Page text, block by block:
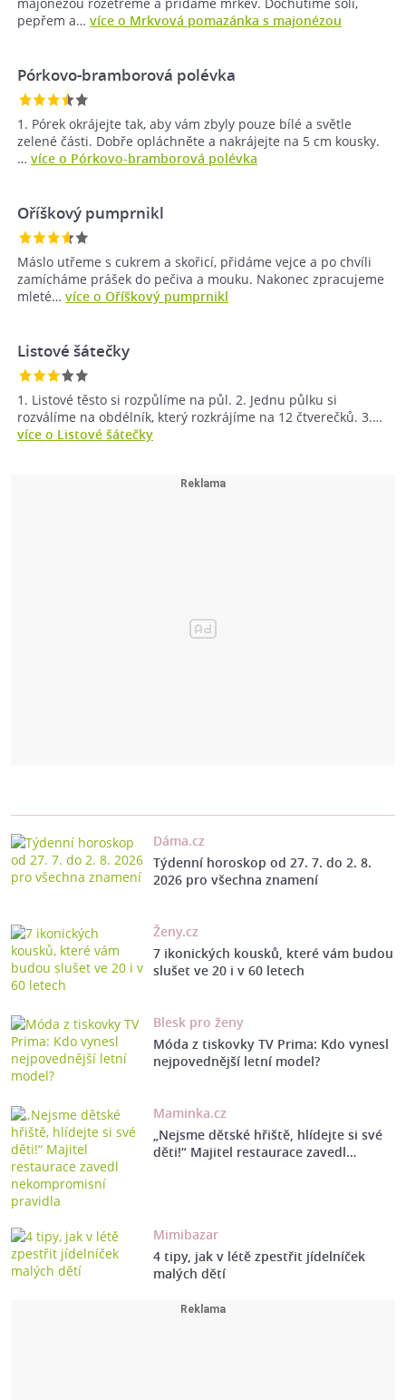
pepřem a… více o Mrkvová pomazánka s majonézou
Pórkovo-bramborová polévka
1. Pórek okrájejte tak, aby vám zbyly pouze bílé a světle
zelené části. Dobře opláchněte a nakrájejte na 5 cm kousky.
… více o Pórkovo-bramborová polévka
Oříškový pumprnikl
Máslo utřeme s cukrem a skořicí, přidáme vejce a po chvíli
zamícháme prášek do pečiva a mouku. Nakonec zpracujeme
mleté… více o Oříškový pumprnikl
Listové šátečky
1. Listové těsto si rozpůlíme na půl. 2. Jednu půlku si
rozválíme na obdélník, který rozkrájíme na 12 čtverečků. 3.…
více o Listové šátečky
Dáma.cz
Týdenní horoskop od 27. 7. do 2. 8.
2026 pro všechna znamení
Ženy.cz
7 ikonických kousků, které vám budou
slušet ve 20 i v 60 letech
Blesk pro ženy
Móda z tiskovky TV Prima: Kdo vynesl
nejpovednější letní model?
Maminka.cz
„Nejsme dětské hřiště, hlídejte si své
děti!“ Majitel restaurace zavedl…
Mimibazar
4 tipy, jak v létě zpestřit jídelníček
malých dětí